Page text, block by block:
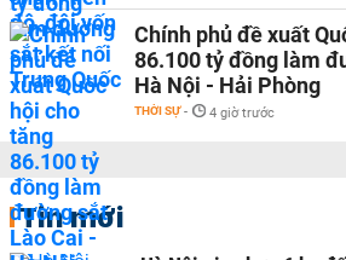
Chính phủ đề xuất
86.100 tỷ đồng làm
Hà Nội - Hải Phòng
THỜI SỰ - 4 giờ trước
Tin mới